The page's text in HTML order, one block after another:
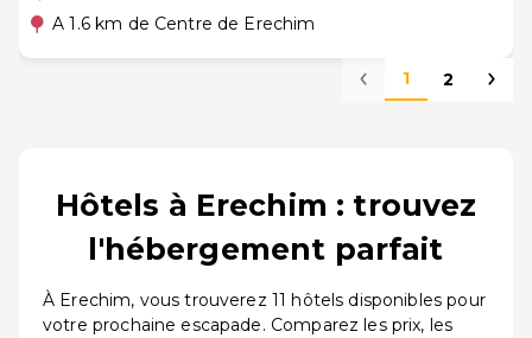
A 1.6 km de Centre de Erechim
1 2
Hôtels à Erechim : trouvez
l'hébergement parfait
À Erechim, vous trouverez 11 hôtels disponibles pour
votre prochaine escapade. Comparez les prix, les